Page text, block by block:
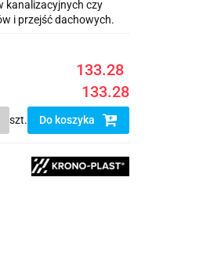
kanalizacyjnych czy
i przejść dachowych.
133.28
133.28
szt. Do koszyka